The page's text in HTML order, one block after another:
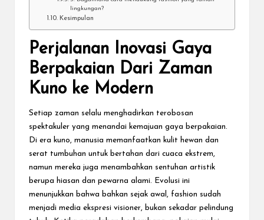
lingkungan?
Kesimpulan
Perjalanan Inovasi Gaya
Berpakaian Dari Zaman
Kuno ke Modern
Setiap zaman selalu menghadirkan terobosan
spektakuler yang menandai kemajuan gaya berpakaian.
Di era kuno, manusia memanfaatkan kulit hewan dan
serat tumbuhan untuk bertahan dari cuaca ekstrem,
namun mereka juga menambahkan sentuhan artistik
berupa hiasan dan pewarna alami. Evolusi ini
menunjukkan bahwa bahkan sejak awal, fashion sudah
menjadi media ekspresi visioner, bukan sekadar pelindung